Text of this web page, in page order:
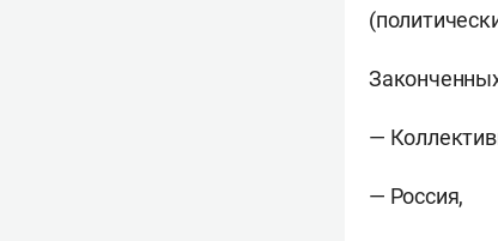
—
— Россия,